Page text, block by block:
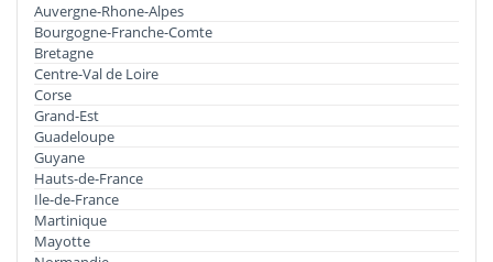
Auvergne-Rhone-Alpes
Bourgogne-Franche-Comte
Bretagne
Centre-Val de Loire
Corse
Grand-Est
Guadeloupe
Guyane
Hauts-de-France
Ile-de-France
Martinique
Mayotte